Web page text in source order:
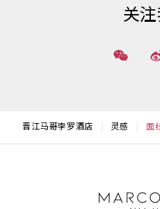
关
晋江马哥孛罗酒店 灵感 面